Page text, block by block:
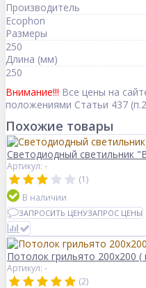
Производитель
Ecophon
Размеры
250
Длина (мм)
250
Внимание!!! Все цены на
положениями Статьи 437
Похожие товары
Светодиодный светильник
Артикул: -
(1)
В наличии
ЗАПРОСИТЬ ЦЕНУЗАПРОС ЦЕНЫ
Потолок грильято 200х200
Артикул: -
(2)